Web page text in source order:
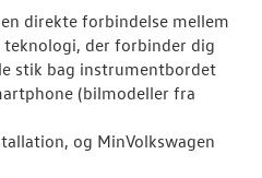
Volkswagen
Service 5+
Kontrol af
direkte forbindelse mellem
teknologi, der forbinder dig
stik bag instrumentbordet
(bilmodeller fra
og MinVolkswagen